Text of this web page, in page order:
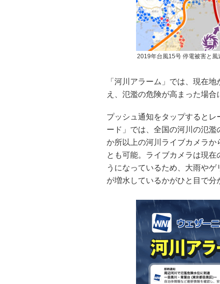
2019年台風15号 停電被害と風
「河川アラーム」では、現在
え、氾濫の危険が高まった場
プッシュ通知をタップすると
ード」では、全国の河川の氾
か所以上の河川ライブカメラ
とも可能。ライブカメラは現
うになっているため、大雨や
が増水しているかがひと目で分